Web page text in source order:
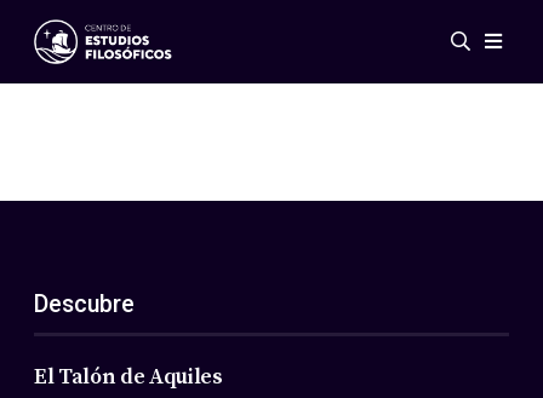
Eventos
ES
EN
Acerca de nosotros
Miembros
Descubre
El Talón de Aquiles